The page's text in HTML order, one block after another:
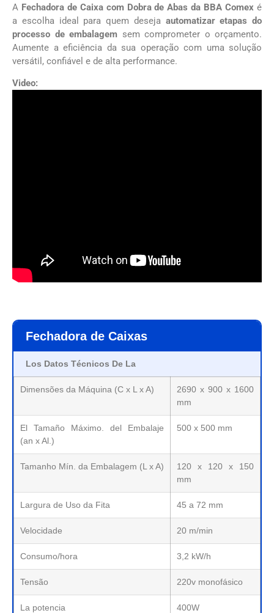
A Fechadora de Caixa com Dobra de Abas da BBA Comex é
a escolha ideal para quem deseja automatizar etapas do
processo de embalagem sem comprometer o orçamento.
Aumente a eficiência da sua operação com uma solução
versátil, confiável e de alta performance.
Video:
Fechadora de Caixas
Los Datos Técnicos De La
Dimensões da Máquina (C x L x A)
2690 x 900 x 1600
mm
El Tamaño Máximo. del Embalaje
(an x Al.)
500 x 500 mm
Tamanho Mín. da Embalagem (L x A)
120 x 120 x 150
mm
Largura de Uso da Fita 45 a 72 mm
Velocidade 20 m/min
Consumo/hora 3,2 kW/h
Tensão 220v monofásico
La potencia 400W